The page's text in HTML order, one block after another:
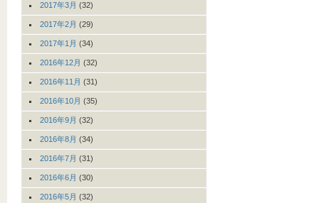
2017年3月 (32)
2017年2月 (29)
2017年1月 (34)
2016年12月 (32)
2016年11月 (31)
2016年10月 (35)
2016年9月 (32)
2016年8月 (34)
2016年7月 (31)
2016年6月 (30)
2016年5月 (32)